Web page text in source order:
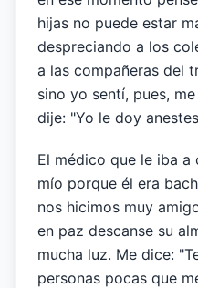
hijas no puede estar
despreciando a los
a las compañeras del
sino yo sentí, pues,
dije: "Yo le doy
El médico que le iba a
mío porque él era
nos hicimos muy
en paz descanse su
mucha luz. Me dice:
personas pocas que